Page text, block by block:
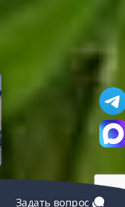
Задать вопрос